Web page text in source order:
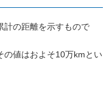
計の距離を示すもので
の値はおよそ10万kmとい